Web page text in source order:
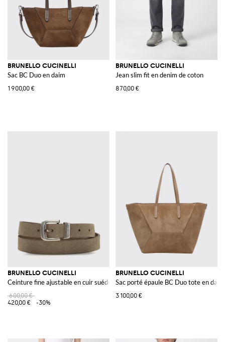
BRUNELLO CUCINELLI
Sac BC Duo en daim
1 900,00 €
BRUNELLO CUCINELLI
Jean slim fit en denim de coton
870,00 €
BRUNELLO CUCINELLI
Ceinture fine ajustable en cuir suédé avec boucle à ardillon
600,00 €
420,00 €
-30%
BRUNELLO CUCINELLI
Sac porté épaule BC Duo tote en daim
3 100,00 €